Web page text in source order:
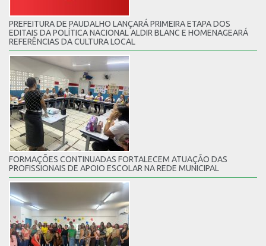
PREFEITURA DE PAUDALHO LANÇARÁ PRIMEIRA ETAPA DOS
EDITAIS DA POLÍTICA NACIONAL ALDIR BLANC E HOMENAGEARÁ
REFERÊNCIAS DA CULTURA LOCAL
FORMAÇÕES CONTINUADAS FORTALECEM ATUAÇÃO DAS
PROFISSIONAIS DE APOIO ESCOLAR NA REDE MUNICIPAL